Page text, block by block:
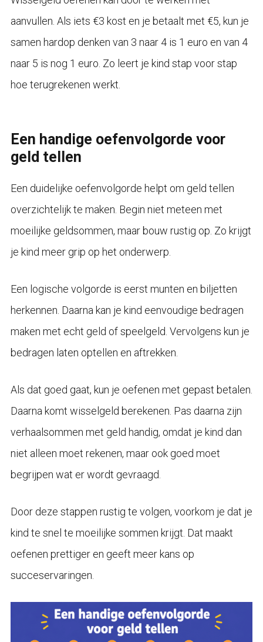
aanvullen. Als iets €3 kost en je betaalt met €5, kun je
samen hardop denken van 3 naar 4 is 1 euro en van 4
naar 5 is nog 1 euro. Zo leert je kind stap voor stap
hoe terugrekenen werkt.
Een handige oefenvolgorde voor
geld tellen
Een duidelijke oefenvolgorde helpt om geld tellen
overzichtelijk te maken. Begin niet meteen met
moeilijke geldsommen, maar bouw rustig op. Zo krijgt
je kind meer grip op het onderwerp.
Een logische volgorde is eerst munten en biljetten
herkennen. Daarna kan je kind eenvoudige bedragen
maken met echt geld of speelgeld. Vervolgens kun je
bedragen laten optellen en aftrekken.
Als dat goed gaat, kun je oefenen met gepast betalen.
Daarna komt wisselgeld berekenen. Pas daarna zijn
verhaalsommen met geld handig, omdat je kind dan
niet alleen moet rekenen, maar ook goed moet
begrijpen wat er wordt gevraagd.
Door deze stappen rustig te volgen, voorkom je dat je
kind te snel te moeilijke sommen krijgt. Dat maakt
oefenen prettiger en geeft meer kans op
succeservaringen.